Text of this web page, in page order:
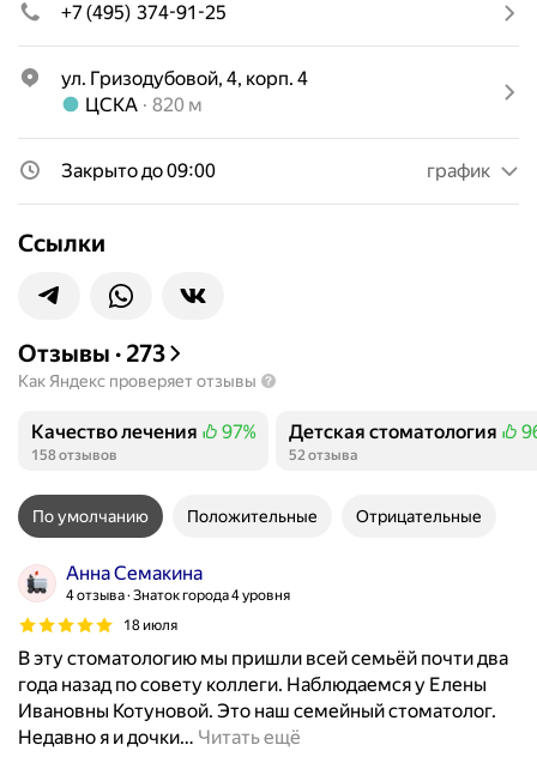
+7 (495) 374-91-25
ул. Гризодубовой, 4, корп. 4
Метро ЦСКА Расстояние 820 м
ЦСКА 820 м
Закрыто до 09:00 график
Ссылки
Отзывы · 273
Как Яндекс проверяет отзывы
Качество лечения
Положительных отзывов
97%
158 отзывов
Детская стоматология
Положительных отзывов
52 отзыва
По умолчанию Положительные Отрицательные
Анна Семакина
4 отзыва Знаток города 4 уровня
18 июля
В эту стоматологию мы пришли всей семьёй почти два
года назад по совету коллеги. Наблюдаемся у Елены
Ивановны Котуновой. Это наш семейный стоматолог.
Недавно я и дочки… Читать ещё